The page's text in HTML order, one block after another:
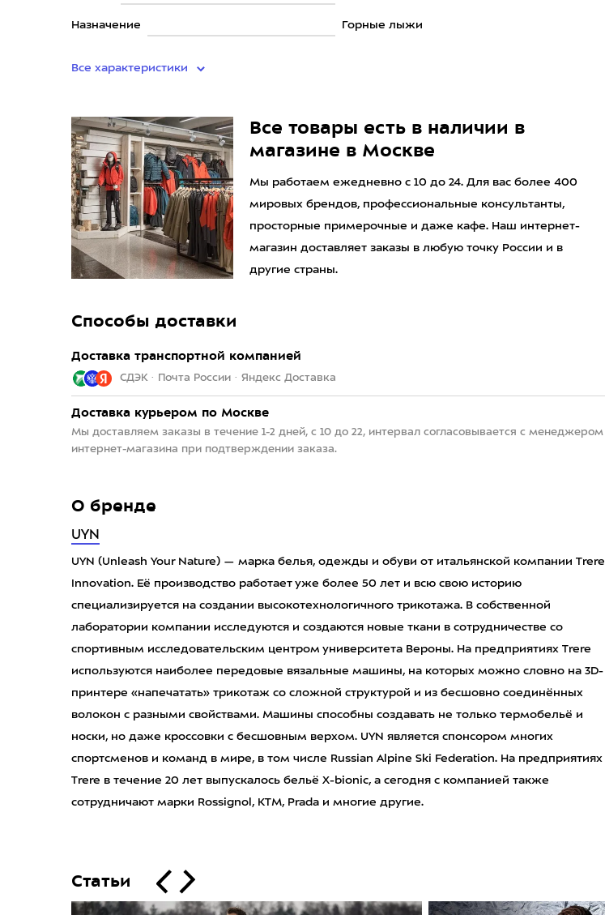
Назначение Горные лыжи
Все характеристики
Все товары есть в наличии в
магазине в Москве
Мы работаем ежедневно с 10 до 24. Для вас более 400
мировых брендов, профессиональные консультанты,
просторные примерочные и даже кафе. Наш интернет-
магазин доставляет заказы в любую точку России и в
другие страны.
Способы доставки
Доставка транспортной компанией
СДЭК · Почта России · Яндекс Доставка
Доставка курьером по Москве
Мы доставляем заказы в течение 1-2 дней, с 10 до 22, интервал согласовывается с менеджером
интернет-магазина при подтверждении заказа.
О бренде
UYN
UYN (Unleash Your Nature) — марка белья, одежды и обуви от итальянской компании Trere
Innovation. Её производство работает уже более 50 лет и всю свою историю
специализируется на создании высокотехнологичного трикотажа. В собственной
лаборатории компании исследуются и создаются новые ткани в сотрудничестве со
спортивным исследовательским центром университета Вероны. На предприятиях Trere
используются наиболее передовые вязальные машины, на которых можно словно на 3D-
принтере «напечатать» трикотаж со сложной структурой и из бесшовно соединённых
волокон с разными свойствами. Машины способны создавать не только термобельё и
носки, но даже кроссовки с бесшовным верхом. UYN является спонсором многих
спортсменов и команд в мире, в том числе Russian Alpine Ski Federation. На предприятиях
Trere в течение 20 лет выпускалось бельё X-bionic, а сегодня с компанией также
сотрудничают марки Rossignol, KTM, Prada и многие другие.
Статьи